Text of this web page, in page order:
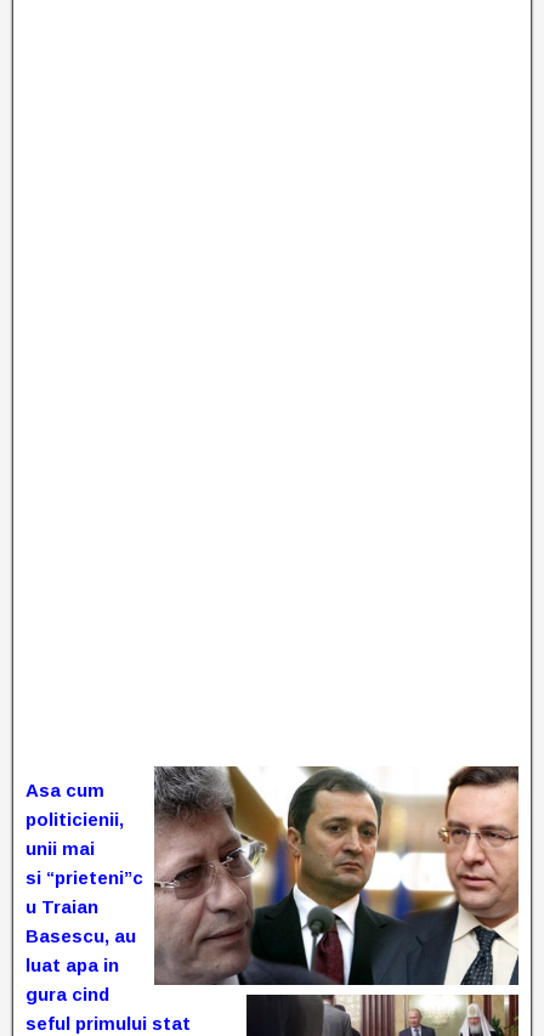
Asa cum
politicienii,
unii mai
si “prieteni”c
u Traian
Basescu, au
luat apa in
gura cind
seful primului stat